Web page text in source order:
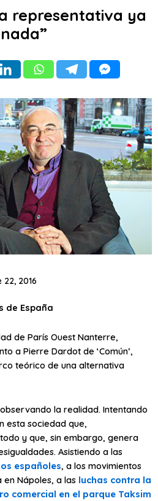
representativa ya
2016
de España
de París Ouest Nanterre,
a Pierre Dardot de ‘Común’,
teórico de una alternativa
la realidad. Intentando
esta sociedad que,
y que, sin embargo, genera
Asistiendo a las
españoles, a los movimientos
Nápoles, a las luchas contra la
comercial en el parque Taksim